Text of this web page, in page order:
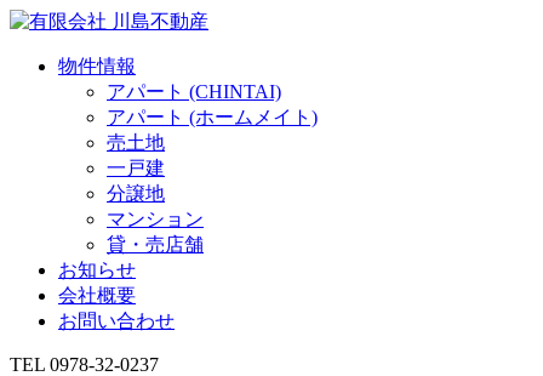
物件情報
アパート (CHINTAI)
アパート (ホームメイト)
売土地
一戸建
分譲地
マンション
貸・売店舗
お知らせ
会社概要
お問い合わせ
TEL 0978-32-0237